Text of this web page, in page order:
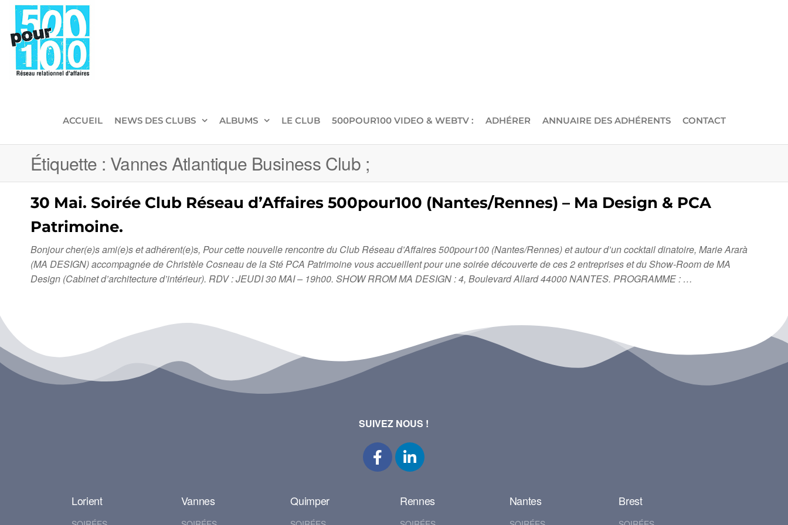
ACCUEIL NEWS DES CLUBS ALBUMS LE CLUB 500POUR100 VIDEO & WEBTV : ADHÉRER ANNUAIRE DES ADHÉRENTS CONTACT
Étiquette : Vannes Atlantique Business Club ;
30 Mai. Soirée Club Réseau d’Affaires 500pour100 (Nantes/Rennes) – Ma Design & PCA
Patrimoine.
Bonjour cher(e)s ami(e)s et adhérent(e)s, Pour cette nouvelle rencontre du Club Réseau d’Affaires 500pour100 (Nantes/Rennes) et autour d’un cocktail dinatoire, Marie Ararà
(MA DESIGN) accompagnée de Christèle Cosneau de la Sté PCA Patrimoine vous accueillent pour une soirée découverte de ces 2 entreprises et du Show-Room de MA
Design (Cabinet d’architecture d’intérieur). RDV : JEUDI 30 MAI – 19h00. SHOW RROM MA DESIGN : 4, Boulevard Allard 44000 NANTES. PROGRAMME : …
SUIVEZ NOUS !
Lorient Vannes Quimper Rennes Nantes Brest